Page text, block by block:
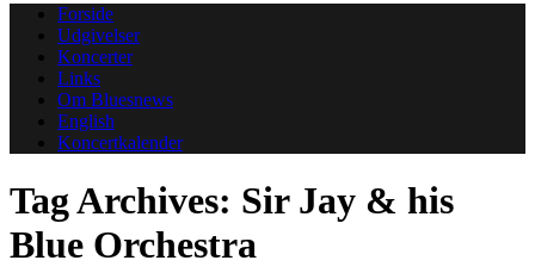
Skip
content
Forside
Udgivelser
Koncerter
Links
Om Bluesnews
English
Koncertkalender
Tag Archives: Sir Jay & his
Blue Orchestra